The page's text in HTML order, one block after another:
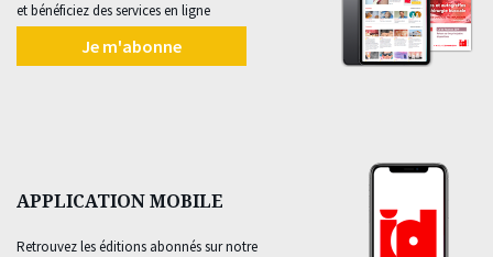
et bénéficiez des services en ligne
Je m'abonne
APPLICATION MOBILE
Retrouvez les éditions abonnés sur notre